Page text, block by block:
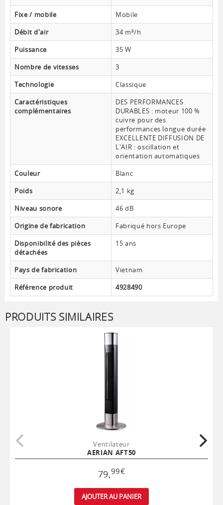
Fixe / mobile
Mobile
Débit d'air
34 m³/h
Puissance
35 W
Nombre de vitesses
3
Technologie
Classique
Caractéristiques
complémentaires
DES PERFORMANCES
DURABLES : moteur 100 %
cuivre pour des
performances longue durée
EXCELLENTE DIFFUSION DE
L'AIR : oscillation et
orientation automatiques
Couleur
Blanc
Poids
2,1 kg
Niveau sonore
46 dB
Origine de fabrication
Fabriqué hors Europe
Disponibilité des pièces
détachées
15 ans
Pays de fabrication
Vietnam
Référence produit
4928490
PRODUITS SIMILAIRES
Ventilateur
AERIAN AFT50
79,99€
AJOUTER AU PANIER